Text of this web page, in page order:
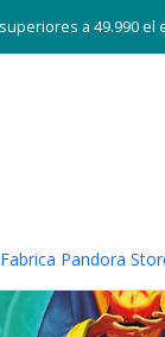
Fabrica Pandora
a 49.990 el
Juegos de